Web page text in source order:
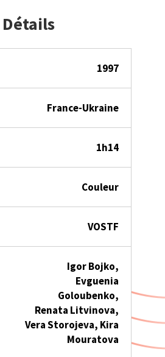
Détails
1997
France-Ukraine
1h14
Couleur
VOSTF
Igor Bojko,
Evguenia
Goloubenko,
Renata Litvinova,
Vera Storojeva, Kira
Mouratova